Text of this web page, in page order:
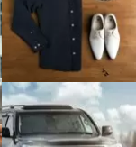
Фотосъемка
автомобилей и
другого транспорта